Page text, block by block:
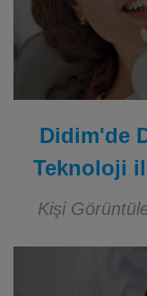
Didim'de
Teknoloji
Kişi